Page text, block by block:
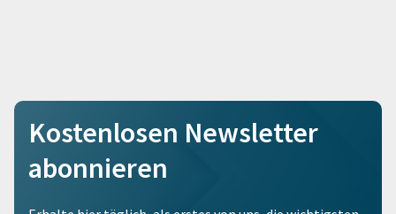
Kostenlosen Newsletter
abonnieren